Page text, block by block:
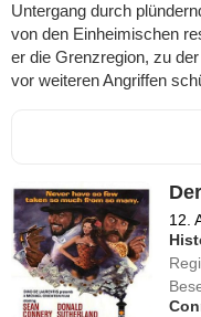
Untergang durch
von den Einheimischen
er die Grenzregion, zu
vor weiteren Angriffen
12.